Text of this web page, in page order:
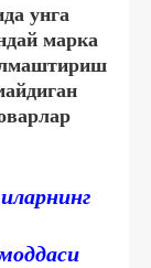
унга
марка